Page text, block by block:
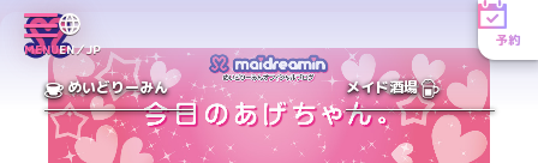
MENUEN／JP
予約
めいどりーみん メイド酒場